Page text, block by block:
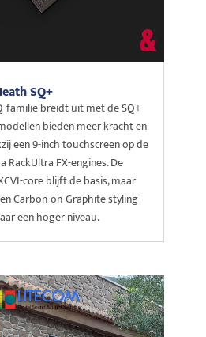
SQ+
familie breidt uit met de SQ+
bieden meer kracht en
een 9-inch touchscreen op de
RackUltra FX-engines. De
core blijft de basis, maar
Carbon-on-Graphite styling
een hoger niveau.